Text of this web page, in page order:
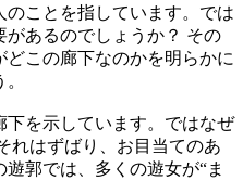
ことを指しています。では
あるのでしょうか？ その
この廊下なのかを明らかに
下を示しています。ではなぜ
れはずばり、お目当てのあ
郭では、多くの遊女が“ま